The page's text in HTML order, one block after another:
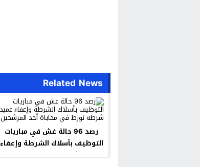
Related News
رصد 96 حالة غش في مباريات
التوظيف بأسلاك الشرطة وإعفاء
عميد شرطة تورط في محاباة